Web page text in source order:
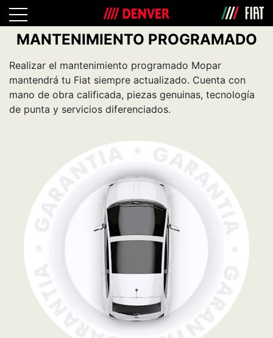
MANTENIMIENTO PROGRAMADO
Realizar el mantenimiento programado Mopar
mantendrá tu Fiat siempre actualizado. Cuenta con
mano de obra calificada, piezas genuinas, tecnología
de punta y servicios diferenciados.